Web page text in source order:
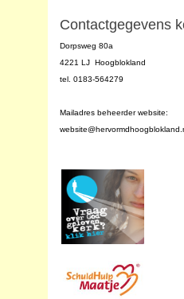
Contactgegevens
Dorpsweg 80a
4221 LJ Hoogblokland
tel. 0183-564279
Mailadres beheerder website: